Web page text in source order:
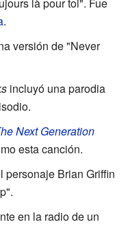
.
versión de "Never
incluyó una parodia
Next Generation
esta canción.
personaje Brian Griffin
en la radio de un